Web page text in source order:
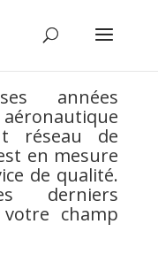
années
réseau de
en mesure
de qualité.
derniers
champ